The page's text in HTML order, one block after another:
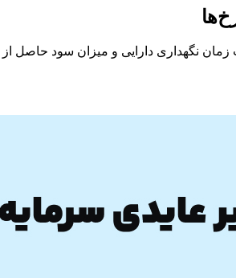
نگهداری دارایی و میزان سود حاصل از